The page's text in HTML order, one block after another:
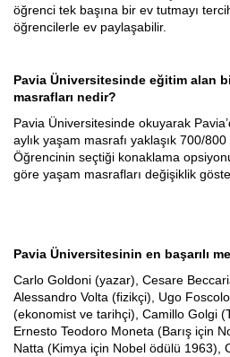
öğrenci tek başına bir ev tutmayı
öğrencilerle ev paylaşabilir.
Pavia Üniversitesinde eğitim alan
masrafları nedir?
Pavia Üniversitesinde okuyarak
aylık yaşam masrafı yaklaşık 700/800
Öğrencinin seçtiği konaklama
göre yaşam masrafları değişiklik
Pavia Üniversitesinin en başarılı
Carlo Goldoni (yazar), Cesare
Alessandro Volta (fizikçi), Ugo
(ekonomist ve tarihçi), Camillo Golgi
Ernesto Teodoro Moneta (Barış için
Natta (Kimya için Nobel ödülü 1963),